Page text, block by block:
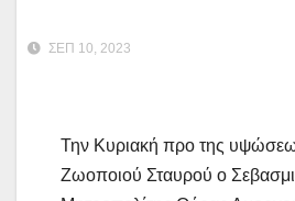
ΣΕΠ 10, 2023
Την Κυριακή προ της
Ζωοποιού Σταυρού ο